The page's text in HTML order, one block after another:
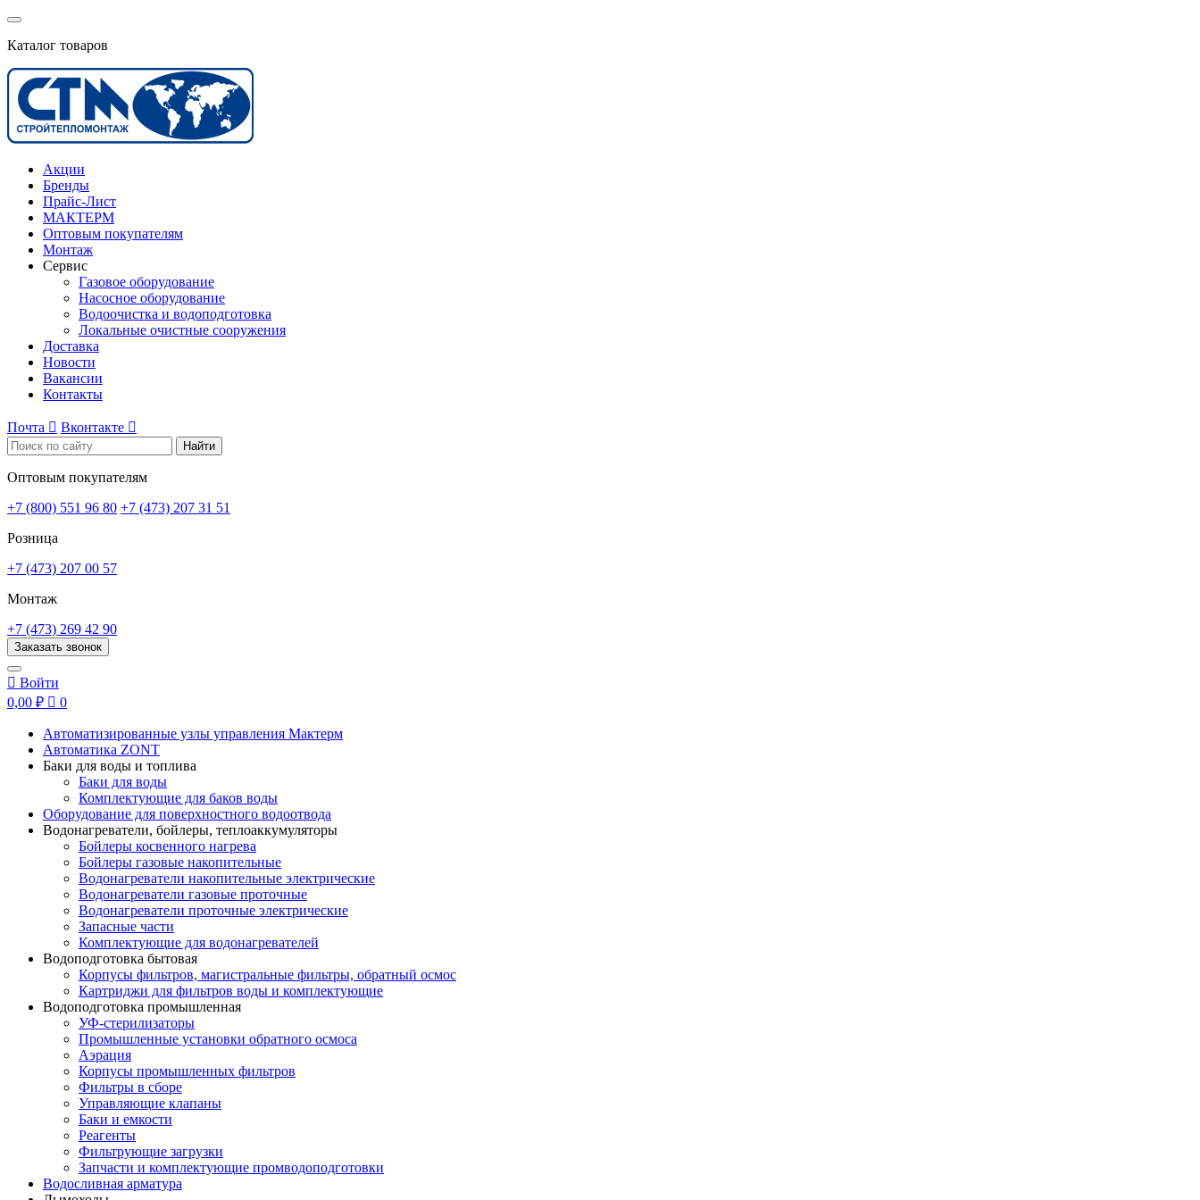
Каталог товаров
Акции
Бренды
Прайс-Лист
МАКТЕРМ
Оптовым покупателям
Монтаж
Сервис
Газовое оборудование
Насосное оборудование
Водоочистка и водоподготовка
Локальные очистные сооружения
Доставка
Новости
Вакансии
Контакты
Почта  Вконтакте 
Найти
Оптовым покупателям
+7 (800) 551 96 80 +7 (473) 207 31 51
Розница
+7 (473) 207 00 57
Монтаж
+7 (473) 269 42 90
Заказать звонок
 Войти
0,00 ₽  0
Автоматизированные узлы управления Мактерм
Автоматика ZONT
Баки для воды и топлива
Баки для воды
Комплектующие для баков воды
Оборудование для поверхностного водоотвода
Водонагреватели, бойлеры, теплоаккумуляторы
Бойлеры косвенного нагрева
Бойлеры газовые накопительные
Водонагреватели накопительные электрические
Водонагреватели газовые проточные
Водонагреватели проточные электрические
Запасные части
Комплектующие для водонагревателей
Водоподготовка бытовая
Корпусы фильтров, магистральные фильтры, обратный осмос
Картриджи для фильтров воды и комплектующие
Водоподготовка промышленная
УФ-стерилизаторы
Промышленные установки обратного осмоса
Аэрация
Корпусы промышленных фильтров
Фильтры в сборе
Управляющие клапаны
Баки и емкости
Реагенты
Фильтрующие загрузки
Запчасти и комплектующие промводоподготовки
Водосливная арматура